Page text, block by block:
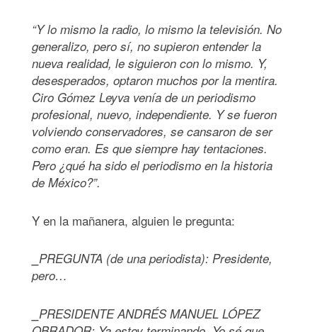
“Y lo mismo la radio, lo mismo la televisión. No
generalizo, pero sí, no supieron entender la
nueva realidad, le siguieron con lo mismo. Y,
desesperados, optaron muchos por la mentira.
Ciro Gómez Leyva venía de un periodismo
profesional, nuevo, independiente. Y se fueron
volviendo conservadores, se cansaron de ser
como eran. Es que siempre hay tentaciones.
Pero ¿qué ha sido el periodismo en la historia
de México?”.
Y en la mañanera, alguien le pregunta:
⎯PREGUNTA (de una periodista): Presidente,
pero…
⎯PRESIDENTE ANDRÉS MANUEL LÓPEZ